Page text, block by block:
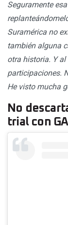
Seguramente
Suramérica no
también alguna
otra historia. Y
participaciones.
He visto mucha
No
trial con